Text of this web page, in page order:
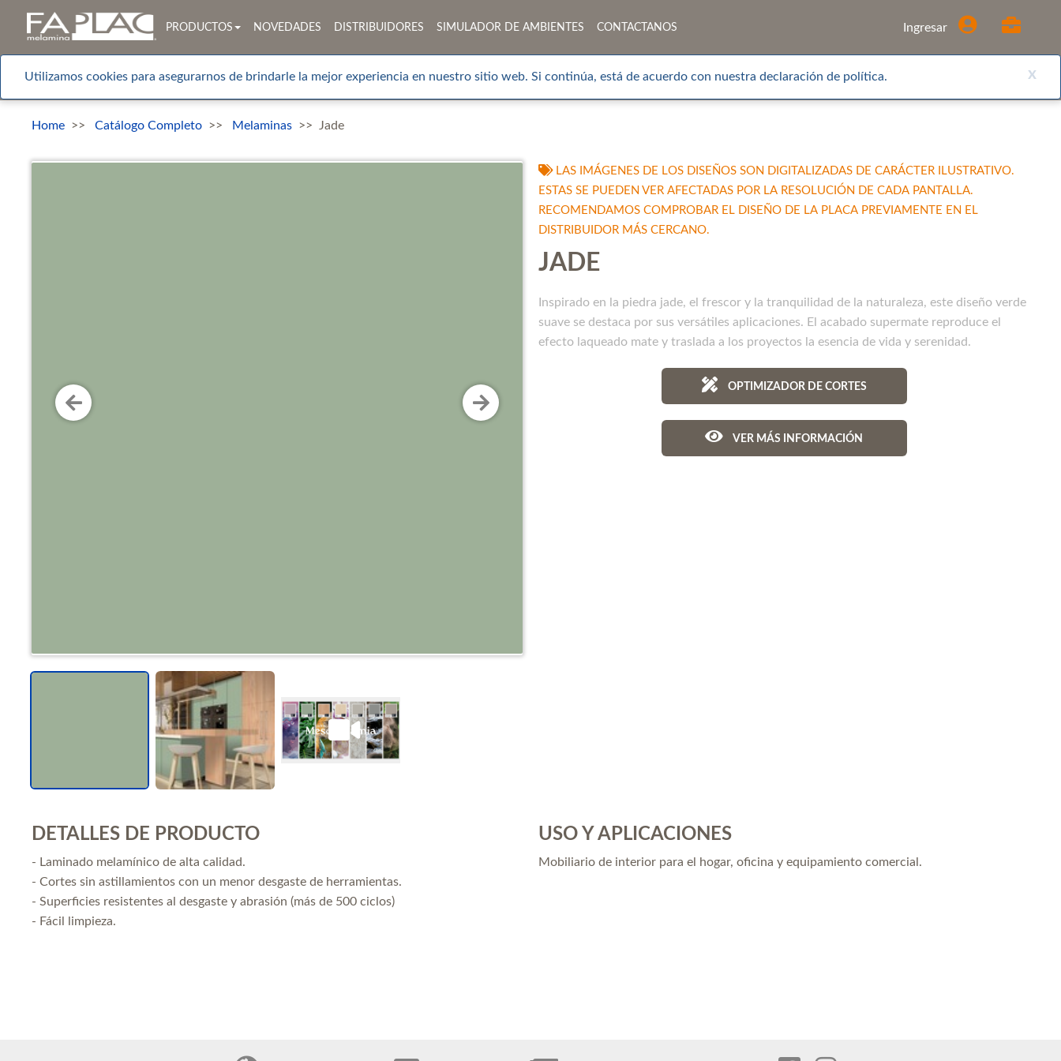
PRODUCTOS NOVEDADES DISTRIBUIDORES SIMULADOR DE AMBIENTES CONTACTANOS Ingresar
x
Utilizamos cookies para asegurarnos de brindarle la mejor experiencia en nuestro sitio web. Si continúa, está de acuerdo con nuestra declaración de política.
Home Catálogo Completo Melaminas Jade
LAS IMÁGENES DE LOS DISEÑOS SON DIGITALIZADAS DE CARÁCTER ILUSTRATIVO.
ESTAS SE PUEDEN VER AFECTADAS POR LA RESOLUCIÓN DE CADA PANTALLA.
RECOMENDAMOS COMPROBAR EL DISEÑO DE LA PLACA PREVIAMENTE EN EL
DISTRIBUIDOR MÁS CERCANO.
JADE
Inspirado en la piedra jade, el frescor y la tranquilidad de la naturaleza, este diseño verde
suave se destaca por sus versátiles aplicaciones. El acabado supermate reproduce el
efecto laqueado mate y traslada a los proyectos la esencia de vida y serenidad.
OPTIMIZADOR DE CORTES
VER MÁS INFORMACIÓN
DETALLES DE PRODUCTO
- Laminado melamínico de alta calidad.
- Cortes sin astillamientos con un menor desgaste de herramientas.
- Superficies resistentes al desgaste y abrasión (más de 500 ciclos)
- Fácil limpieza.
USO Y APLICACIONES
Mobiliario de interior para el hogar, oficina y equipamiento comercial.